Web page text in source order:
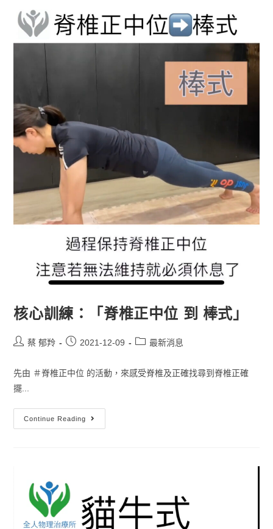
核心訓練：「脊椎正中位 到 棒式」
蔡 郁羚 2021-12-09 最新消息
先由 ＃脊椎正中位 的活動，來感受脊椎及正確找尋到脊椎正確
擺...
Continue Reading